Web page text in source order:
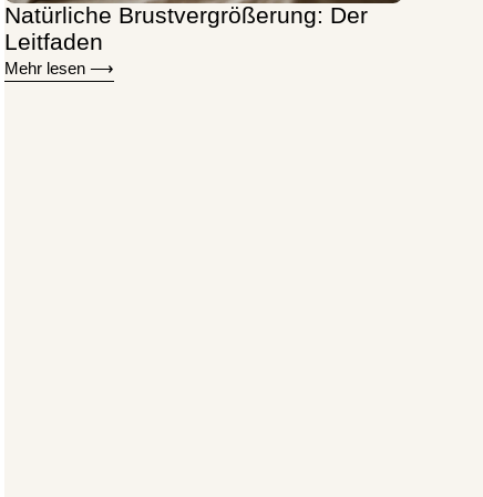
Natürliche Brustvergrößerung: Der
Leitfaden
Mehr lesen ⟶